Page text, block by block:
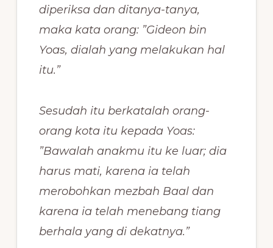
diperiksa dan ditanya-tanya,
maka kata orang: ”Gideon bin
Yoas, dialah yang melakukan hal
itu.”
Sesudah itu berkatalah orang-
orang kota itu kepada Yoas:
”Bawalah anakmu itu ke luar; dia
harus mati, karena ia telah
merobohkan mezbah Baal dan
karena ia telah menebang tiang
berhala yang di dekatnya.”